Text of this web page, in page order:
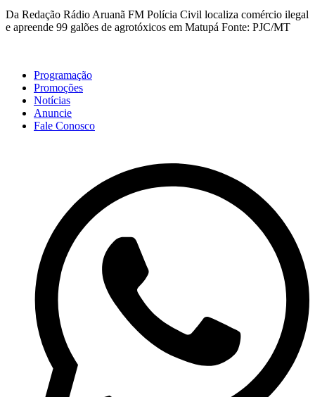
Da Redação Rádio Aruanã FM Polícia Civil localiza comércio ilegal
e apreende 99 galões de agrotóxicos em Matupá Fonte: PJC/MT
Programação
Promoções
Notícias
Anuncie
Fale Conosco